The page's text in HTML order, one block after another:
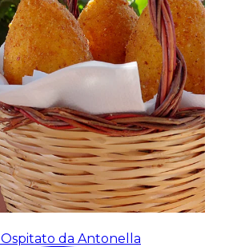
Ospitato da Antonella